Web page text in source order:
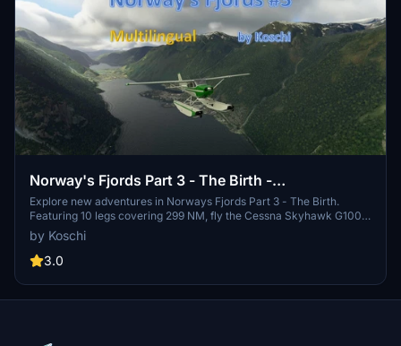
Norway's Fjords Part 3 - The Birth -
MULTILINGUAL
Explore new adventures in Norways Fjords Part 3 - The Birth.
Featuring 10 legs covering 299 NM, fly the Cessna Skyhawk G1000
Amphibian, loaded and unloaded at water landing fields. Choose
from multiple languages for a varied experience with surprises
along the way. Remember to navigate using the G1000 and enjoy
by Koschi
3.0